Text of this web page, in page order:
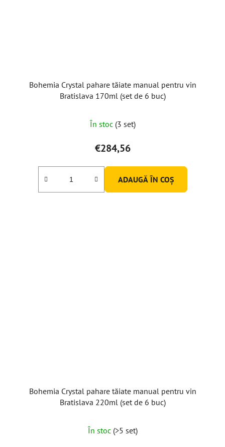
Bohemia Crystal pahare tăiate manual pentru vin
Bratislava 170ml (set de 6 buc)
În stoc (3 set)
€284,56
ADAUGĂ ÎN COŞ
Bohemia Crystal pahare tăiate manual pentru vin
Bratislava 220ml (set de 6 buc)
În stoc (>5 set)